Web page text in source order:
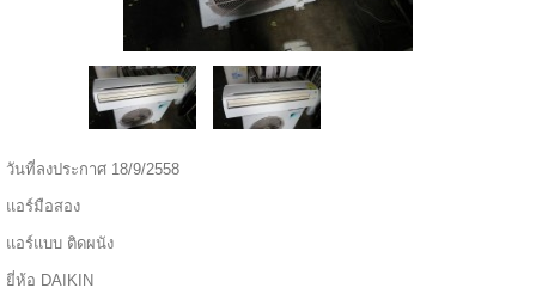
วันที่ลงประกาศ 18/9/2558
แอร์มือสอง
แอร์แบบ ติดผนัง
ยี่ห้อ DAIKIN